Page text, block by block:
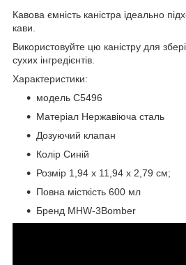
Кавова ємність каністра ідеально
кави.
Використовуйте цю каністру для
сухих інгредієнтів.
Характеристики:
модель C5496
Матеріал Нержавіюча сталь
Дозуючий клапан
Колір Синій
Розмір 1,94 х 11,94 х 2,79 см;
Повна місткість 600 мл
Бренд MHW-3Bomber